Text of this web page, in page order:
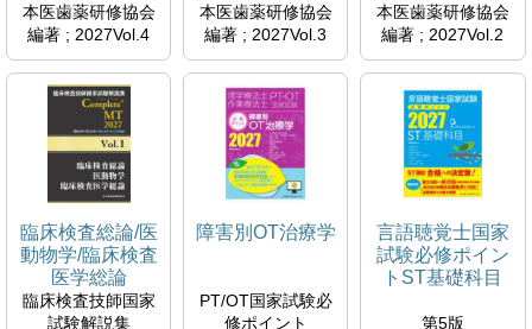
本医歯薬研修協会
編著 ; 2027Vol.4
日本医歯薬研修協
会 臨床検査技師国
家試験対策課国家
試験問題解説書編
集委員会編著
日本医歯薬研修協
成田 EA棟試験関
連図書(棚27・
28）
QY18.2-RIN
本医歯薬研修協会
編著 ; 2027Vol.3
日本医歯薬研修協
会 臨床検査技師国
家試験対策課国家
試験問題解説書編
集委員会編著
日本医歯薬研修協
成田 EA棟試験関
QY18.2-RIN
本医歯薬研修協会
編著 ; 2027Vol.2
日本医歯薬研修協
会 臨床検査技師国
家試験対策課国家
試験問題解説書編
集委員会編著
日本医歯薬研修協
成田 EA棟試験関
連図書(棚27・
28）
臨床検査総論/医
動物学/臨床検査
医学総論
臨床検査技師国家
試験解説集
障害別OT治療学
PT/OT国家試験必
修ポイント
言語聴覚士国家
試験必修ポイン
トST基礎科目
第5版